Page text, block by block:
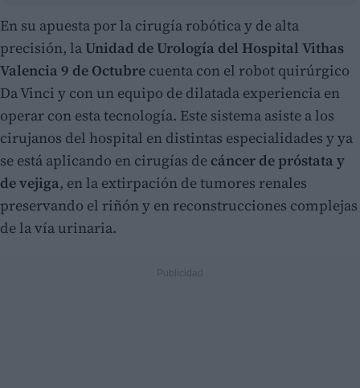
En su apuesta por la cirugía robótica y de alta
precisión, laUnidad de Urología del Hospital Vithas
Valencia 9 de Octubre cuenta con el robot quirúrgico
Da Vinci y con un equipo de dilatada experiencia en
operar con esta tecnología. Este sistema asiste a los
cirujanos del hospital en distintas especialidades y ya
se está aplicando en cirugías de cáncer de próstata y
de vejiga, en la extirpación de tumores renales
preservando el riñón y en reconstrucciones complejas
de la vía urinaria.